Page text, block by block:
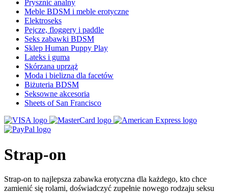
Prysznic analny
Meble BDSM i meble erotyczne
Elektroseks
Pejcze, floggery i paddle
Seks zabawki BDSM
Sklep Human Puppy Play
Lateks i guma
Skórzana uprząż
Moda i bielizna dla facetów
Biżuteria BDSM
Seksowne akcesoria
Sheets of San Francisco
Strap-on
Strap-on to najlepsza zabawka erotyczna dla każdego, kto chce
zamienić się rolami, doświadczyć zupełnie nowego rodzaju seksu